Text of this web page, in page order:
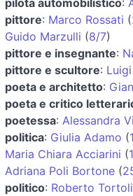
pittore: Marco Rossati (
Guido Marzulli (8/7)
pittore e insegnante:
pittore e scultore:
poeta e architetto:
poeta e critico
poetessa: Alessandra
politica: Giulia Adamo (
Maria Chiara Acciarini (
Adriana Poli Bortone (
politico: Roberto Tortoli